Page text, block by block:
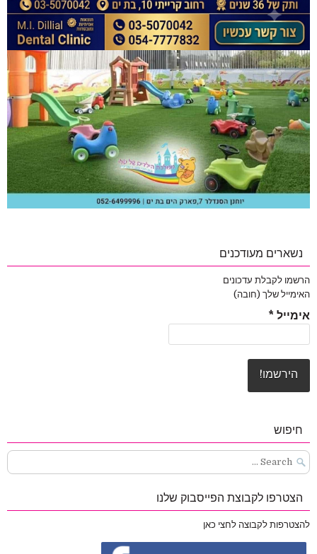
נשארים מעודכנים
הרשמו לקבלת עדכונים
האימייל שלך (חובה)
אימייל *
חיפוש
Search
for:
הצטרפו לקבוצת הפייסבוק שלנו
להצטרפות לקבוצה לחצי כאן